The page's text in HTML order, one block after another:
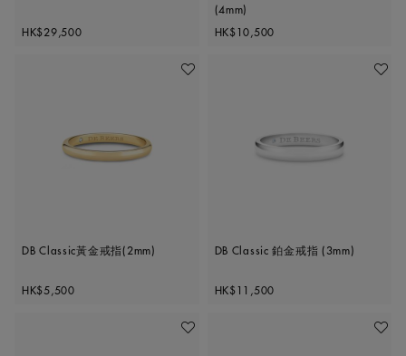
Original price
HK$29,500
(4mm)
Original price
HK$10,500
加入喜愛清單
DB Classic黃金戒指(2mm)
Original price
HK$5,500
加入喜
DB Classic 鉑金戒指 (3mm)
Original price
HK$11,500
加入喜愛清單 加入喜